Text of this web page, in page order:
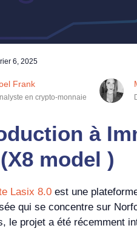
6, 2025
Frank
en crypto-monnaie
à
model )
Lasix 8.0 est une
qui se concentre sur
le projet a été récemment